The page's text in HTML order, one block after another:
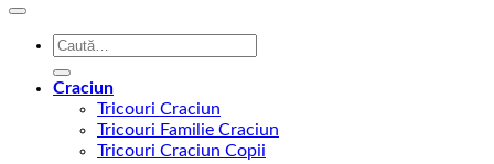
Caută
Craciun
Tricouri Craciun
Tricouri Familie Craciun
Tricouri Craciun Copii